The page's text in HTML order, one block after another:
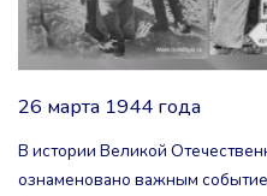
26 марта 1944 года
В истории Великой
ознаменовано важным